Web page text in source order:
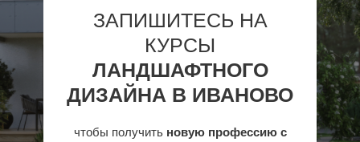
ЗАПИШИТЕСЬ НА
КУРСЫ
ЛАНДШАФТНОГО
ДИЗАЙНА В ИВАНОВО
чтобы получить новую профессию с